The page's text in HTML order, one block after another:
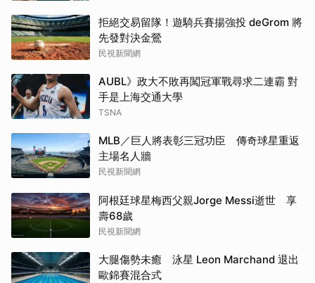
拒絕交易留隊！遊騎兵賽揚強投 deGrom 將
先發對決金鶯
民視新聞網
AUBL》政大不敗再闖冠軍戰尋求二連霸 對
手是上海交通大學
TSNA
MLB／巨人將表彰三冠功臣 傳奇球星重返
主場名人牆
民視新聞網
阿根廷球星梅西父親Jorge Messi逝世 享
壽68歲
民視新聞網
大腿傷勢未癒 泳星 Leon Marchand 退出
歐錦賽混合式